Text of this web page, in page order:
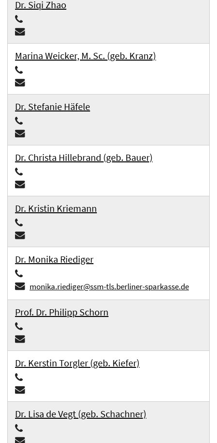
Dr. Siqi Zhao
Marina Weicker, M. Sc. (geb. Kranz)
Dr. Stefanie Häfele
Dr. Christa Hillebrand (geb. Bauer)
Dr. Kristin Kriemann
Dr. Monika Riediger
monika.riediger@ssm-tls.berliner-sparkasse.de
Prof. Dr. Philipp Schorn
Dr. Kerstin Torgler (geb. Kiefer)
Dr. Lisa de Vegt (geb. Schachner)